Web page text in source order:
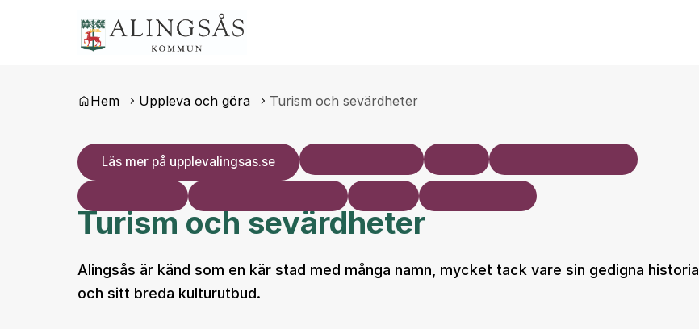
Du är här:
Hem Uppleva och göra Turism och sevärdheter
Läs mer på upplevalingsas.se
Turism och sevärdheter
Alingsås är känd som en kär stad med många namn, mycket tack vare sin gedigna historia
och sitt breda kulturutbud.